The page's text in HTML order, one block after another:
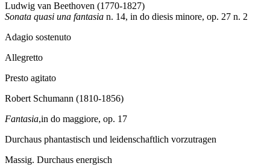
Ludwig van Beethoven (1770-1827)
Sonata quasi una fantasia n. 14, in do diesis minore, op. 27 n. 2
Adagio sostenuto
Allegretto
Presto agitato
Robert Schumann (1810-1856)
Fantasia,in do maggiore, op. 17
Durchaus phantastisch und leidenschaftlich vorzutragen
Massig. Durchaus energisch